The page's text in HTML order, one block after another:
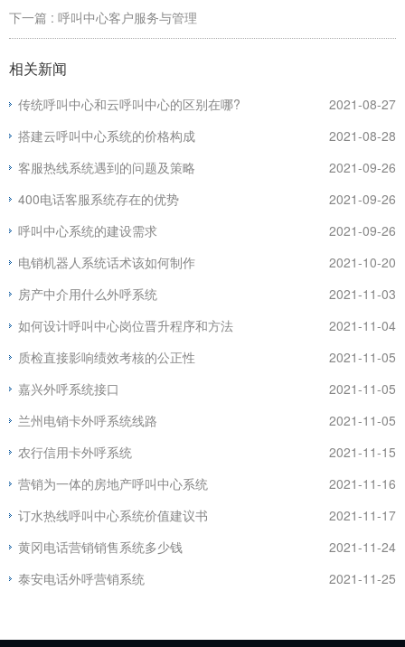
下一篇 : 呼叫中心客户服务与管理
相关新闻
2021-08-27
传统呼叫中心和云呼叫中心的区别在哪?
2021-08-28
搭建云呼叫中心系统的价格构成
2021-09-26
客服热线系统遇到的问题及策略
2021-09-26
400电话客服系统存在的优势
2021-09-26
呼叫中心系统的建设需求
2021-10-20
电销机器人系统话术该如何制作
2021-11-03
房产中介用什么外呼系统
2021-11-04
如何设计呼叫中心岗位晋升程序和方法
2021-11-05
质检直接影响绩效考核的公正性
2021-11-05
嘉兴外呼系统接口
2021-11-05
兰州电销卡外呼系统线路
2021-11-15
农行信用卡外呼系统
2021-11-16
营销为一体的房地产呼叫中心系统
2021-11-17
订水热线呼叫中心系统价值建议书
2021-11-24
黄冈电话营销销售系统多少钱
2021-11-25
泰安电话外呼营销系统